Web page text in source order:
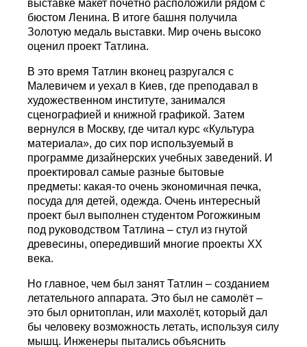
выставке макет почётно расположили рядом с
бюстом Ленина. В итоге башня получила
Золотую медаль выставки. Мир очень высоко
оценил проект Татлина.
В это время Татлин вконец разругался с
Малевичем и уехал в Киев, где преподавал в
художественном институте, занимался
сценографией и книжной графикой. Затем
вернулся в Москву, где читал курс «Культура
материала», до сих пор используемый в
программе дизайнерских учебных заведений. И
проектировал самые разные бытовые
предметы: какая-то очень экономичная печка,
посуда для детей, одежда. Очень интересный
проект был выполнен студентом Рогожкиным
под руководством Татлина – стул из гнутой
древесины, опередивший многие проекты ХХ
века.
Но главное, чем был занят Татлин – созданием
летательного аппарата. Это был не самолёт –
это был орнитоплан, или махолёт, который дал
бы человеку возможность летать, используя силу
мышц. Инженеры пытались объяснить